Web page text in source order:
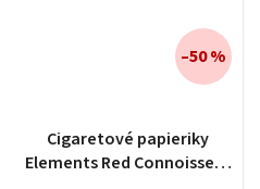
Cigaretové papieriky
Elements Red Connoisseur
–50 %